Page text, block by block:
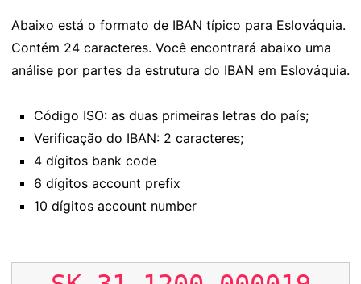
Abaixo está o formato de IBAN típico para Eslováquia.
Contém 24 caracteres. Você encontrará abaixo uma
análise por partes da estrutura do IBAN em Eslováquia.
Código ISO: as duas primeiras letras do país;
Verificação do IBAN: 2 caracteres;
4 dígitos bank code
6 dígitos account prefix
10 dígitos account number